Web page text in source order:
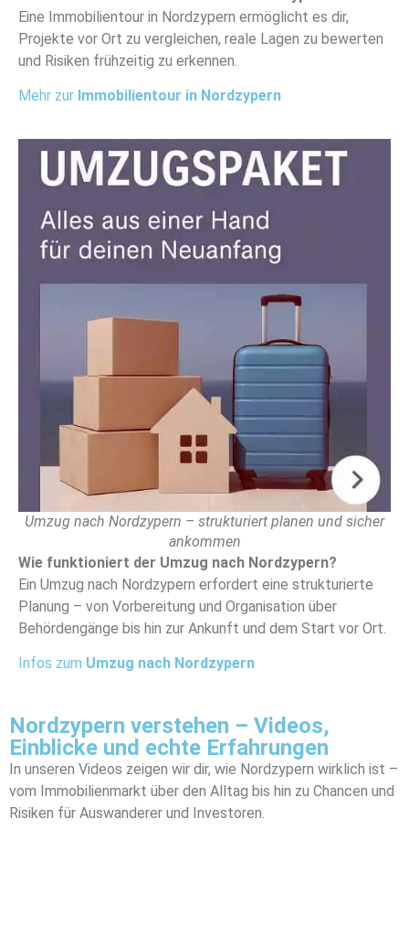
Eine Immobilientour in Nordzypern ermöglicht es dir,
Projekte vor Ort zu vergleichen, reale Lagen zu bewerten
und Risiken frühzeitig zu erkennen.
Mehr zur Immobilientour in Nordzypern
Umzug nach Nordzypern – strukturiert planen und sicher
ankommen
Wie funktioniert der Umzug nach Nordzypern?
Ein Umzug nach Nordzypern erfordert eine strukturierte
Planung – von Vorbereitung und Organisation über
Behördengänge bis hin zur Ankunft und dem Start vor Ort.
Infos zum Umzug nach Nordzypern
Nordzypern verstehen – Videos,
Einblicke und echte Erfahrungen
In unseren Videos zeigen wir dir, wie Nordzypern wirklich ist –
vom Immobilienmarkt über den Alltag bis hin zu Chancen und
Risiken für Auswanderer und Investoren.